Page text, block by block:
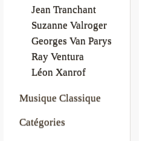
Jean Tranchant
Suzanne Valroger
Georges Van Parys
Ray Ventura
Léon Xanrof
Musique Classique
Catégories